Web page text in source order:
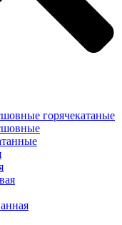
горячекатаные